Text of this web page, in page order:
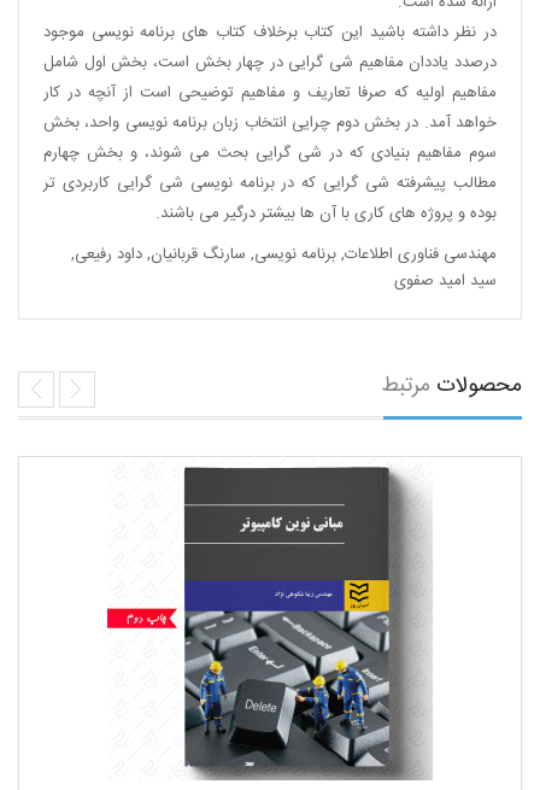
در نظر داشته باشید این کتاب برخلاف کتاب های برنامه نویسی موجود
درصدد یاددان مفاهیم شی گرایی در چهار بخش است، بخش اول شامل
مفاهیم اولیه که صرفا تعاریف و مفاهیم توضیحی است از آنچه در کار
خواهد آمد. در بخش دوم چرایی انتخاب زبان برنامه نویسی واحد، بخش
سوم مفاهیم بنیادی که در شی گرایی بحث می شوند، و بخش چهارم
مطالب پیشرفته شی گرایی که در برنامه نویسی شی گرایی کاربردی تر
بوده و پروژه های کاری با آن ها بیشتر درگیر می باشند.
مهندسی فناوری اطلاعات,برنامه نویسی, سارنگ قربانیان,داود رفیعی,
سید امید صفوی
محصولات مرتبط